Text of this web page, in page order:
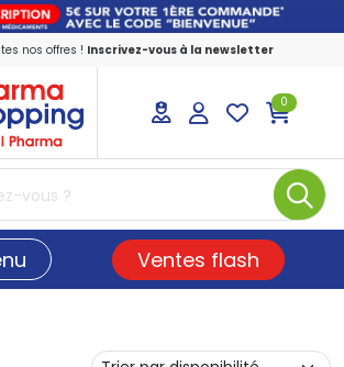
nos offres ! Inscrivez-vous à la newsletter
Votre pharmacie en
0
Ventes flash